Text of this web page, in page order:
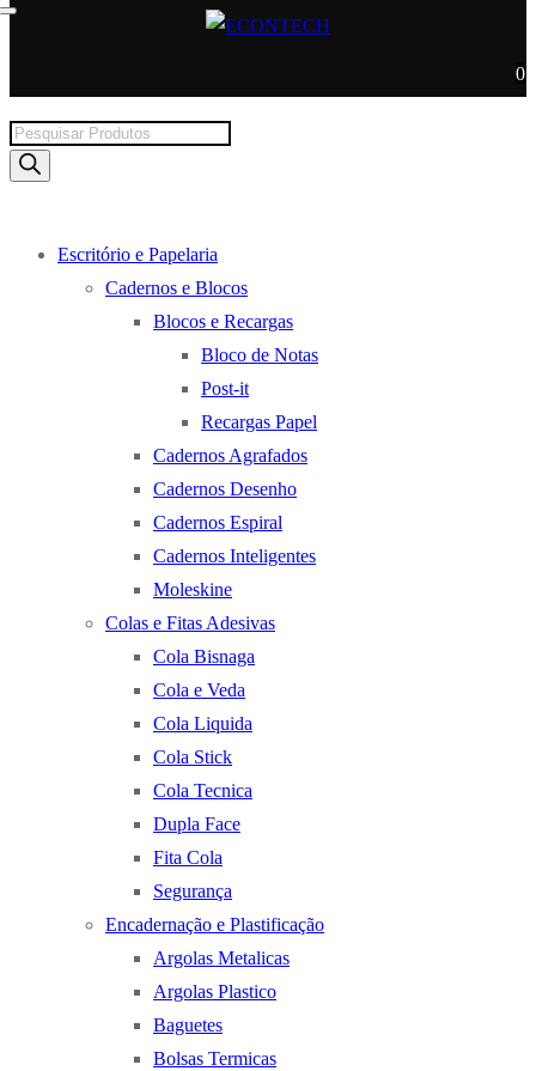
0
Products
search
Escritório e Papelaria
Cadernos e Blocos
Blocos e Recargas
Bloco de Notas
Post-it
Recargas Papel
Cadernos Agrafados
Cadernos Desenho
Cadernos Espiral
Cadernos Inteligentes
Moleskine
Colas e Fitas Adesivas
Cola Bisnaga
Cola e Veda
Cola Liquida
Cola Stick
Cola Tecnica
Dupla Face
Fita Cola
Segurança
Encadernação e Plastificação
Argolas Metalicas
Argolas Plastico
Baguetes
Bolsas Termicas